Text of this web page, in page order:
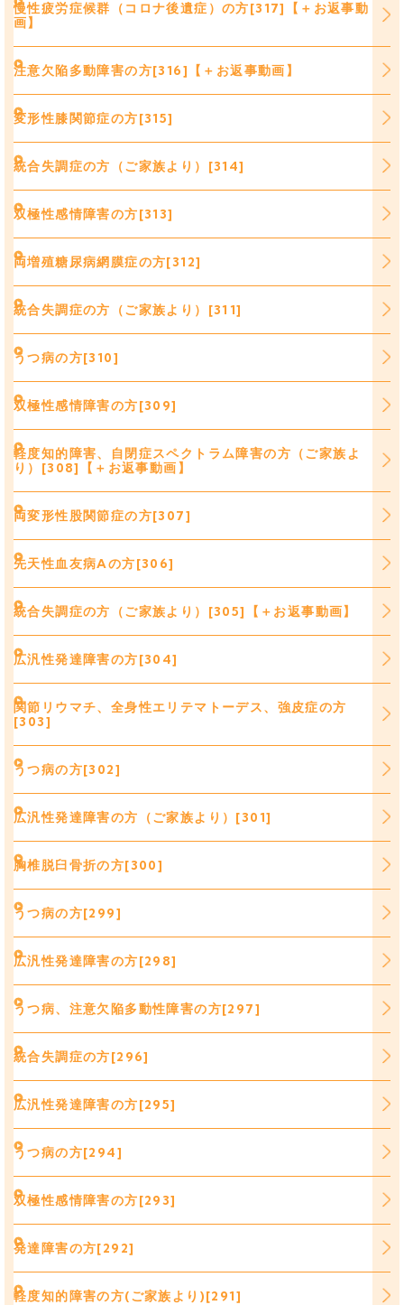
慢性疲労症候群（コロナ後遺症）の方[317]【＋お返事動
画】
注意欠陥多動障害の方[316]【＋お返事動画】
変形性膝関節症の方[315]
統合失調症の方（ご家族より）[314]
双極性感情障害の方[313]
両増殖糖尿病網膜症の方[312]
統合失調症の方（ご家族より）[311]
うつ病の方[310]
双極性感情障害の方[309]
軽度知的障害、自閉症スペクトラム障害の方（ご家族よ
り）[308]【＋お返事動画】
両変形性股関節症の方[307]
先天性血友病Aの方[306]
統合失調症の方（ご家族より）[305]【＋お返事動画】
広汎性発達障害の方[304]
関節リウマチ、全身性エリテマトーデス、強皮症の方
[303]
うつ病の方[302]
広汎性発達障害の方（ご家族より）[301]
胸椎脱臼骨折の方[300]
うつ病の方[299]
広汎性発達障害の方[298]
うつ病、注意欠陥多動性障害の方[297]
統合失調症の方[296]
広汎性発達障害の方[295]
うつ病の方[294]
双極性感情障害の方[293]
発達障害の方[292]
軽度知的障害の方(ご家族より)[291]